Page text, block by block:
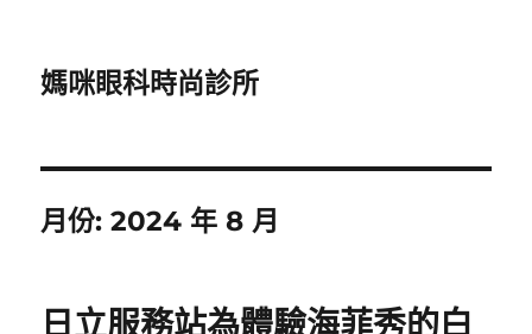
媽咪眼科時尚診所
月份:2024 年 8 月
日立服務站為體驗海菲秀的白